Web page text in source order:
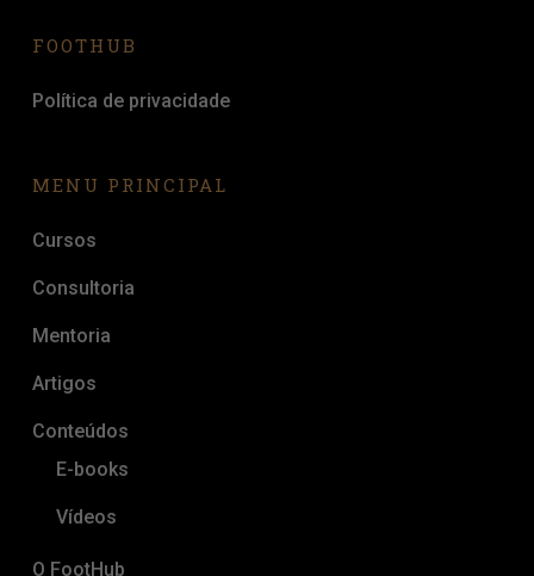
FOOTHUB
Política de privacidade
MENU PRINCIPAL
Cursos
Consultoria
Mentoria
Artigos
Conteúdos
E-books
Vídeos
O FootHub